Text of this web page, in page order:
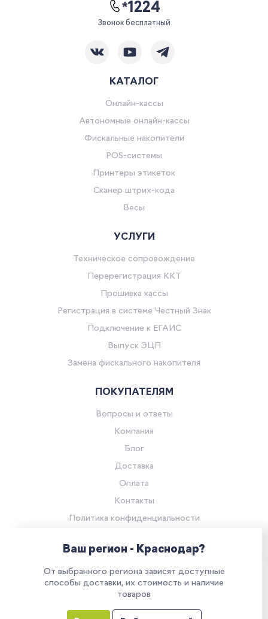
*1224
Звонок бесплатный
КАТАЛОГ
Онлайн-кассы
Автономные онлайн-кассы
Фискальные накопители
POS-системы
Принтеры этикеток
Сканер штрих-кода
Весы
УСЛУГИ
Техническое сопровождение
Перерегистрация ККТ
Прошивка кассы
Регистрация в системе Честный Знак
Подключение к ЕГАИС
Выпуск ЭЦП
Замена фискального накопителя
ПОКУПАТЕЛЯМ
Вопросы и ответы
Компания
Блог
Доставка
Оплата
Контакты
Политика конфиденциальности
Все права защищены.
Наш сайт использует куки. Продолжая им
пользоваться, вы соглашаетесь на обработку
персональных данных в соответствии с
Ваш регион - Краснодар?
От выбранного региона зависят доступные
способы доставки, их стоимость и наличие
товаров